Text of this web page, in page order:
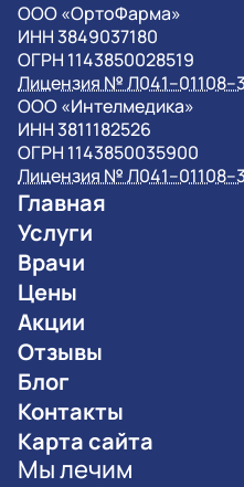
OOO «ОртоФарма»
ИНН 3849037180
ОГРН 1143850028519
Лицензия №
OOO «Интелмедика»
ИНН 3811182526
ОГРН 1143850035900
Лицензия №
Главная
Услуги
Врачи
Цены
Акции
Отзывы
Блог
Контакты
Карта сайта
Мы лечим